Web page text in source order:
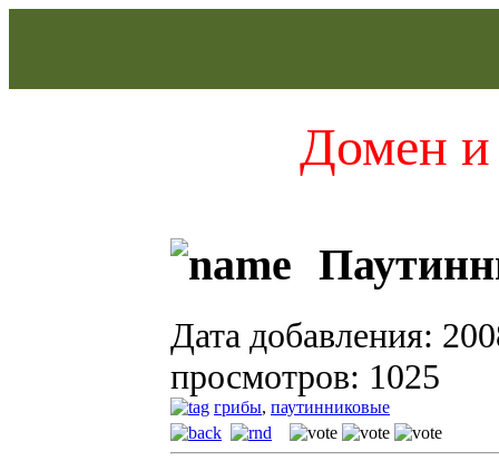
Домен и
Дата добавления:
просмотров: 1025
грибы, паутинниковые